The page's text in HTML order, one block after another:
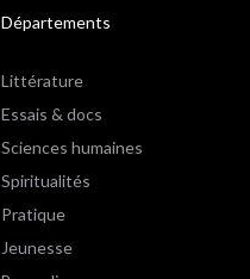
Départements
Littérature
Essais & docs
Sciences humaines
Spiritualités
Pratique
Jeunesse